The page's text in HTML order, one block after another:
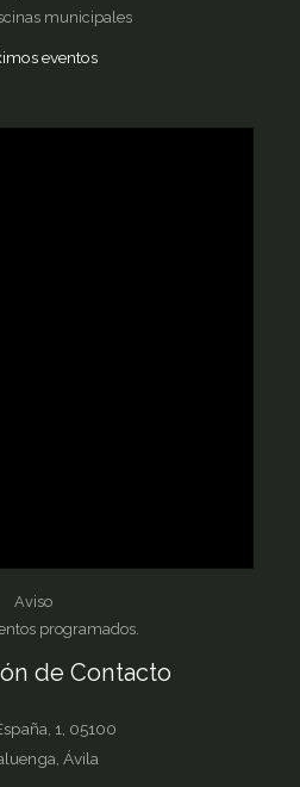
municipales
eventos
Aviso
programados.
de Contacto
1, 05100
Ávila